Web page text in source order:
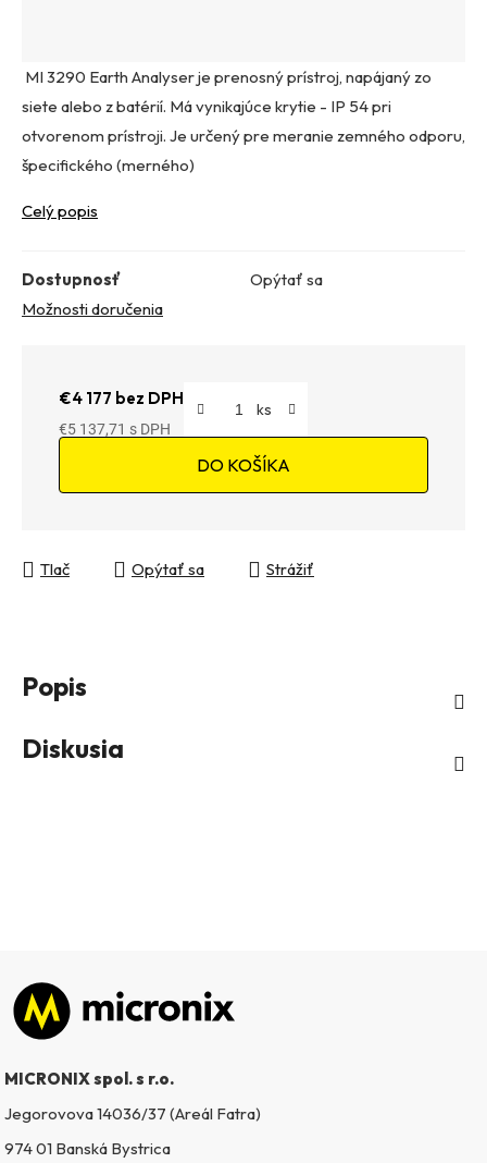
MI 3290 Earth Analyser je prenosný prístroj, napájaný zo
siete alebo z batérií. Má vynikajúce krytie - IP 54 pri
otvorenom prístroji. Je určený pre meranie zemného odporu,
špecifického (merného)
Celý popis
Dostupnosť
Opýtať sa
Možnosti doručenia
€4 177 bez DPH
€5 137,71
DO KOŠÍKA
Tlač Opýtať sa Strážiť
Popis
Diskusia
Zápätie
MICRONIX spol. s r.o.
Jegorovova 14036/37 (Areál Fatra)
974 01 Banská Bystrica